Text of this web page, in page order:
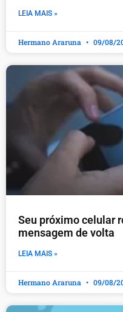
LEIA MAIS »
Hermano Araruna 09/08/
Seu próximo celular
mensagem de volta
LEIA MAIS »
Hermano Araruna 09/08/